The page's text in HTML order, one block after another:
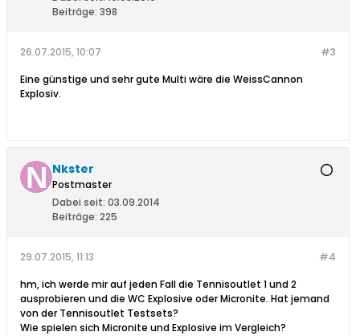
Beiträge: 398
#3
26.07.2015, 10:07
Eine günstige und sehr gute Multi wäre die WeissCannon
Explosiv.
Nkster
Postmaster
Dabei seit: 03.09.2014
Beiträge: 225
#4
29.07.2015, 11:13
hm, ich werde mir auf jeden Fall die Tennisoutlet 1 und 2
ausprobieren und die WC Explosive oder Micronite. Hat jemand
von der Tennisoutlet Testsets?
Wie spielen sich Micronite und Explosive im Vergleich?